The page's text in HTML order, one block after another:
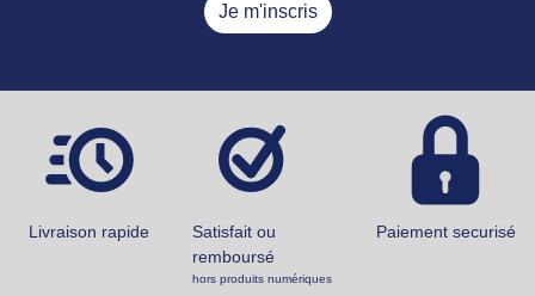
Je m'inscris
Livraison rapide
Satisfait ou
remboursé
hors produits numériques
Paiement securisé